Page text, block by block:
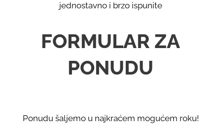
jednostavno i brzo ispunite
FORMULAR ZA
PONUDU
Ponudu šaljemo u najkraćem mogućem roku!